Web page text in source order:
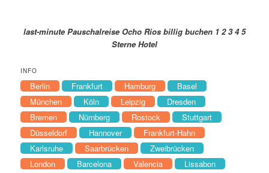
last-minute Pauschalreise Ocho Rios billig buchen 1 2 3 4 5
Sterne Hotel
INFO
Berlin Frankfurt Hamburg
Basel
München
Köln Leipzig
Dresden
Bremen
Nürnberg Rostock
Stuttgart
Düsseldorf
Hannover
Frankfurt-Hahn
Karlsruhe
Saarbrücken
Zweibrücken
London
Barcelona Valencia
Lissabon